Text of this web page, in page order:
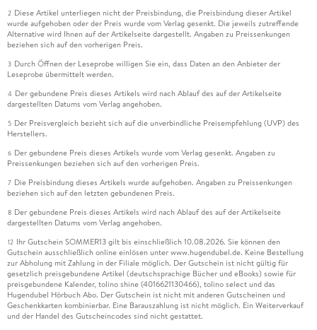
2 Diese Artikel unterliegen nicht der Preisbindung, die Preisbindung dieser Artikel
wurde aufgehoben oder der Preis wurde vom Verlag gesenkt. Die jeweils zutreffende
Alternative wird Ihnen auf der Artikelseite dargestellt. Angaben zu Preissenkungen
beziehen sich auf den vorherigen Preis.
3 Durch Öffnen der Leseprobe willigen Sie ein, dass Daten an den Anbieter der
Leseprobe übermittelt werden.
4 Der gebundene Preis dieses Artikels wird nach Ablauf des auf der Artikelseite
dargestellten Datums vom Verlag angehoben.
5 Der Preisvergleich bezieht sich auf die unverbindliche Preisempfehlung (UVP) des
Herstellers.
6 Der gebundene Preis dieses Artikels wurde vom Verlag gesenkt. Angaben zu
Preissenkungen beziehen sich auf den vorherigen Preis.
7 Die Preisbindung dieses Artikels wurde aufgehoben. Angaben zu Preissenkungen
beziehen sich auf den letzten gebundenen Preis.
8 Der gebundene Preis dieses Artikels wird nach Ablauf des auf der Artikelseite
dargestellten Datums vom Verlag angehoben.
12 Ihr Gutschein SOMMER13 gilt bis einschließlich 10.08.2026. Sie können den
Gutschein ausschließlich online einlösen unter www.hugendubel.de. Keine Bestellung
zur Abholung mit Zahlung in der Filiale möglich. Der Gutschein ist nicht gültig für
gesetzlich preisgebundene Artikel (deutschsprachige Bücher und eBooks) sowie für
preisgebundene Kalender, tolino shine (4016621130466), tolino select und das
Hugendubel Hörbuch Abo. Der Gutschein ist nicht mit anderen Gutscheinen und
Geschenkkarten kombinierbar. Eine Barauszahlung ist nicht möglich. Ein Weiterverkauf
und der Handel des Gutscheincodes sind nicht gestattet.